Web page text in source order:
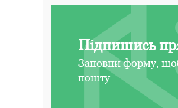
Підпишись
Заповни форму,
пошту